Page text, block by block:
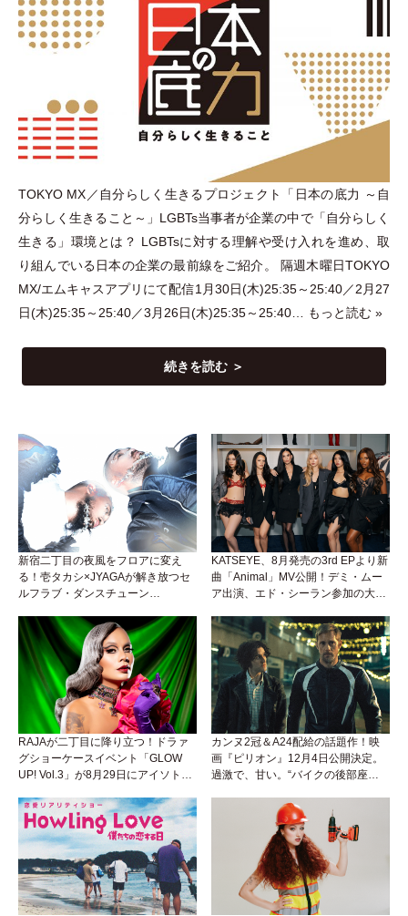
TOKYO MX／自分らしく生きるプロジェクト 「 日本の底力 ～自
分らしく生きること～ 」 LGBTs当事者が企業の中で「 自分らしく
生きる 」 環境とは？ LGBTsに対する理解や受け入れを進め、取
り組んでいる日本の企業の最前線をご紹介。 隔週木曜日TOKYO
MX/エムキャスアプリにて配信1月30日(木)25:35～25:40／2月27
日(木)25:35～25:40／3月26日(木)25:35～25:40…
もっと読む »
続きを読む ＞
新宿二丁目の夜風をフロアに変え
る！壱タカシ×JYAGAが解き放つセ
ルフラブ・ダンスチューン
KATSEYE、8月発売の3rd EPより新
曲「Animal」MV公開！デミ・ムー
ア出演、エド・シーラン参加の大胆
RAJAが二丁目に降り立つ！ドラァ
グショーケースイベント「GLOW
UP! Vol.3」が8月29日にアイソトー
カンヌ2冠＆A24配給の話題作！映
画『ピリオン』12月4日公開決定。
過激で、甘い。“バイクの後部座